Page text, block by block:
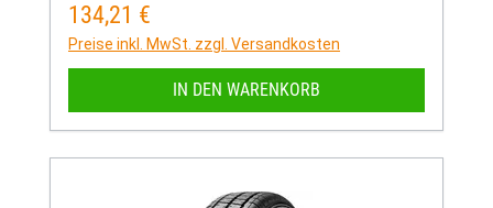
Regulärer Preis:
134,21 €
Preise inkl. MwSt. zzgl. Versandkosten
IN DEN WARENKORB